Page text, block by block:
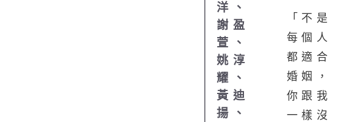
洋、
謝盈
萱、
姚淳
耀、
黃迪
揚、
「不是
每個人
都適合
婚姻，
你跟我
一樣沒